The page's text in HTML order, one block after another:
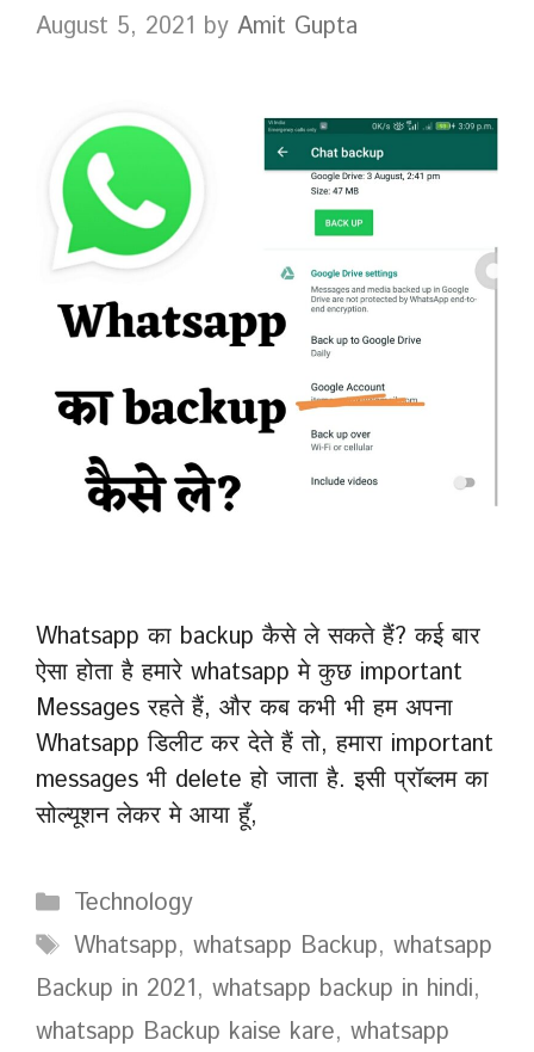
August 5, 2021 by Amit Gupta
Whatsapp का backup कैसे ले सकते हैं? कई बार
ऐसा होता है हमारे whatsapp मे कुछ important
Messages रहते हैं, और कब कभी भी हम अपना
Whatsapp डिलीट कर देते हैं तो, हमारा important
messages भी delete हो जाता है. इसी प्रॉब्लम का
सोल्यूशन लेकर मे आया हूँ,
Categories
Technology
Tags
Whatsapp, whatsapp Backup, whatsapp
Backup in 2021, whatsapp backup in hindi,
whatsapp Backup kaise kare, whatsapp